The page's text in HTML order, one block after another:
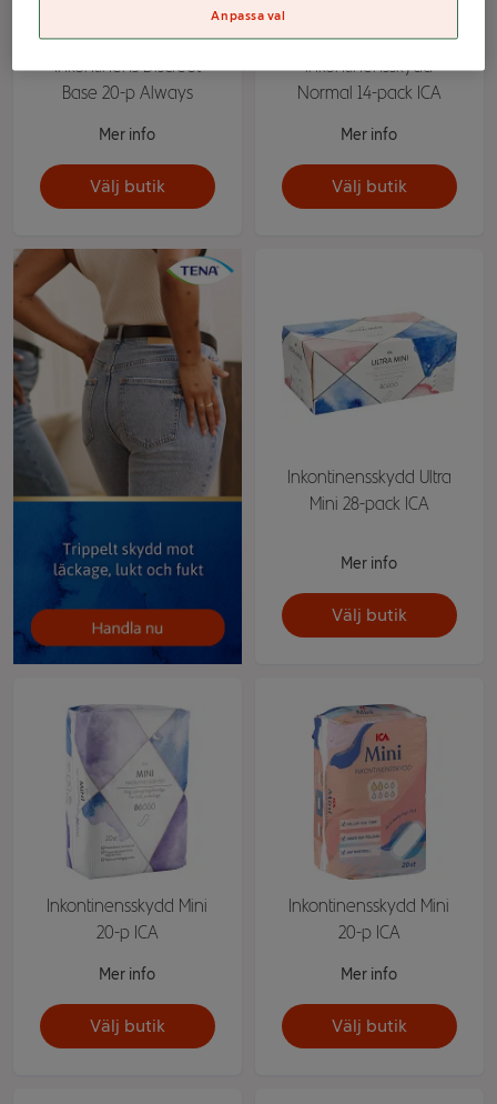
Inkontinens Discreet
Base 20-p Always
Mer info
Välj butik
Inkontinensskydd
Normal 14-pack ICA
Mer info
Välj butik
Inkontinensskydd Ultra
Mini 28-pack ICA
Mer info
Välj butik
Inkontinensskydd Mini
20-p ICA
Mer info
Välj butik
Inkontinensskydd Mini
20-p ICA
Mer info
Välj butik
Anpassa val